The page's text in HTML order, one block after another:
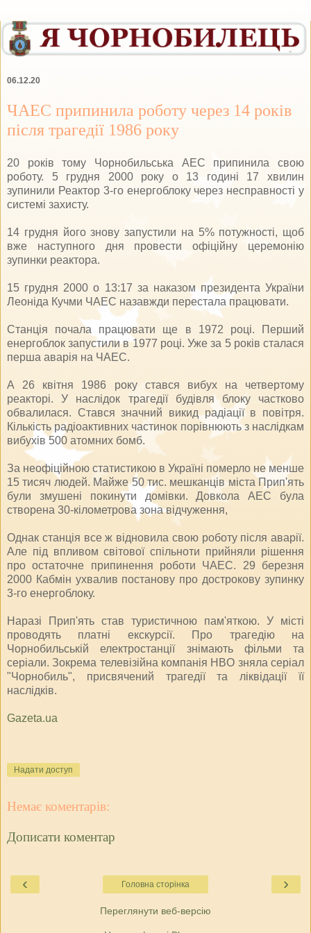
06.12.20
ЧАЕС припинила роботу через 14 років
після трагедії 1986 року
20 років тому Чорнобильська АЕС припинила свою
роботу. 5 грудня 2000 року о 13 годині 17 хвилин
зупинили Реактор 3-го енергоблоку через несправності у
системі захисту.
14 грудня його знову запустили на 5% потужності, щоб
вже наступного дня провести офіційну церемонію
зупинки реактора.
15 грудня 2000 о 13:17 за наказом президента України
Леоніда Кучми ЧАЕС назавжди перестала працювати.
Станція почала працювати ще в 1972 році. Перший
енергоблок запустили в 1977 році. Уже за 5 років сталася
перша аварія на ЧАЕС.
А 26 квітня 1986 року стався вибух на четвертому
реакторі. У наслідок трагедії будівля блоку частково
обвалилася. Стався значний викид радіації в повітря.
Кількість радіоактивних частинок порівнюють з наслідкам
вибухів 500 атомних бомб.
За неофіційною статистикою в Україні померло не менше
15 тисяч людей. Майже 50 тис. мешканців міста Прип'ять
були змушені покинути домівки. Довкола АЕС була
створена 30-кілометрова зона відчуження,
Однак станція все ж відновила свою роботу після аварії.
Але під впливом світової спільноти прийняли рішення
про остаточне припинення роботи ЧАЕС. 29 березня
2000 Кабмін ухвалив постанову про дострокову зупинку
3-го енергоблоку.
Наразі Прип'ять став туристичною пам'яткою. У місті
проводять платні екскурсії. Про трагедію на
Чорнобильській електростанції знімають фільми та
серіали. Зокрема телевізійна компанія HBO зняла серіал
"Чорнобиль", присвячений трагедії та ліквідації її
наслідків.
Gazeta.ua
Надати доступ
Немає коментарів:
Дописати коментар
‹ ›
Головна сторінка
Переглянути веб-версію